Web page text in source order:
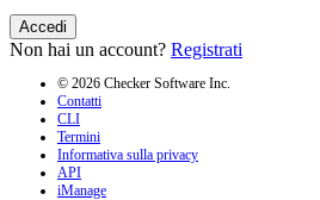
Accedi
Non hai un account? Registrati
© 2026 Checker Software Inc.
Contatti
CLI
Termini
Informativa sulla privacy
API
iManage